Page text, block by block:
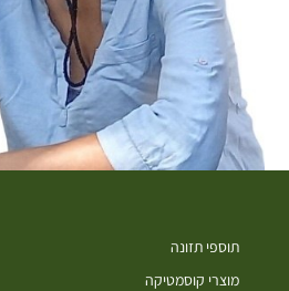
תוספי תזונה
מוצרי קוסמטיקה